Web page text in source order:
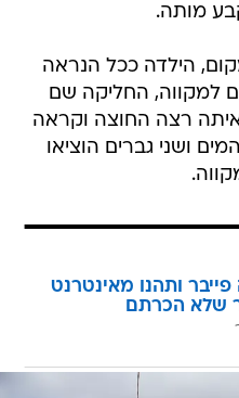
מותה.
הילדה ככל הנראה
למקווה, החליקה שם
רצה החוצה וקראה
ושני גברים הוציאו
ותהנו מאינטרנט
שלא הכרתם